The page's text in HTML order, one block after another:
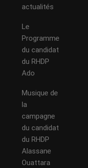
actualités
Le
Programme
du candidat
du RHDP
Ado
Musique de
la
campagne
du candidat
du RHDP
Alassane
Ouattara